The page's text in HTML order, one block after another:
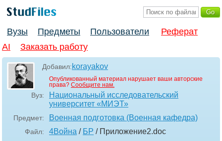
Вузы Предметы Пользователи
Реферат
AI
Заказать работу
Добавил:korayakov
Опубликованный материал нарушает ваши авторские
права? Сообщите нам.
Вуз:
Национальный исследовательский
университет «МИЭТ»
Предмет: Военная подготовка (Военная кафедра)
Файл: 4Война / БР / Приложение2.doc